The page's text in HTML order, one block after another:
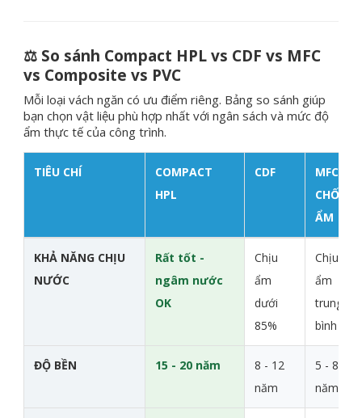
⚖️ So sánh Compact HPL vs CDF vs MFC
vs Composite vs PVC
Mỗi loại vách ngăn có ưu điểm riêng. Bảng so sánh giúp
bạn chọn vật liệu phù hợp nhất với ngân sách và mức độ
ẩm thực tế của công trình.
So sánh các loại vách ngăn vệ sinh
TIÊU CHÍ
COMPACT
HPL
CDF
MFC
CHỐNG
ẨM
KHẢ NĂNG CHỊU
NƯỚC
Rất tốt -
ngâm nước
OK
Chịu
ẩm
dưới
85%
Chịu
ẩm
trung
bình
ĐỘ BỀN 15 - 20 năm
8 - 12
năm
5 - 8
năm